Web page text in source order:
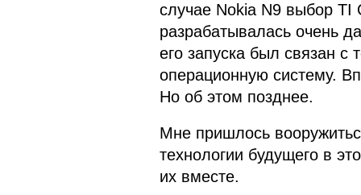
случае Nokia N9 выбор TI
разрабатывалась очень
его запуска был связан с
операционную систему.
Но об этом позднее.
Мне пришлось
технологии будущего в
их вместе.